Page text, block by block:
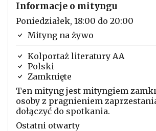
Informacje o mityngu
Poniedziałek, 18:00 do 20:00
Mityng na żywo
Kolportaż literatury AA
Polski
Zamknięte
Ten mityng jest mityngiem
osoby z pragnieniem
dołączyć do spotkania.
Ostatni otwarty